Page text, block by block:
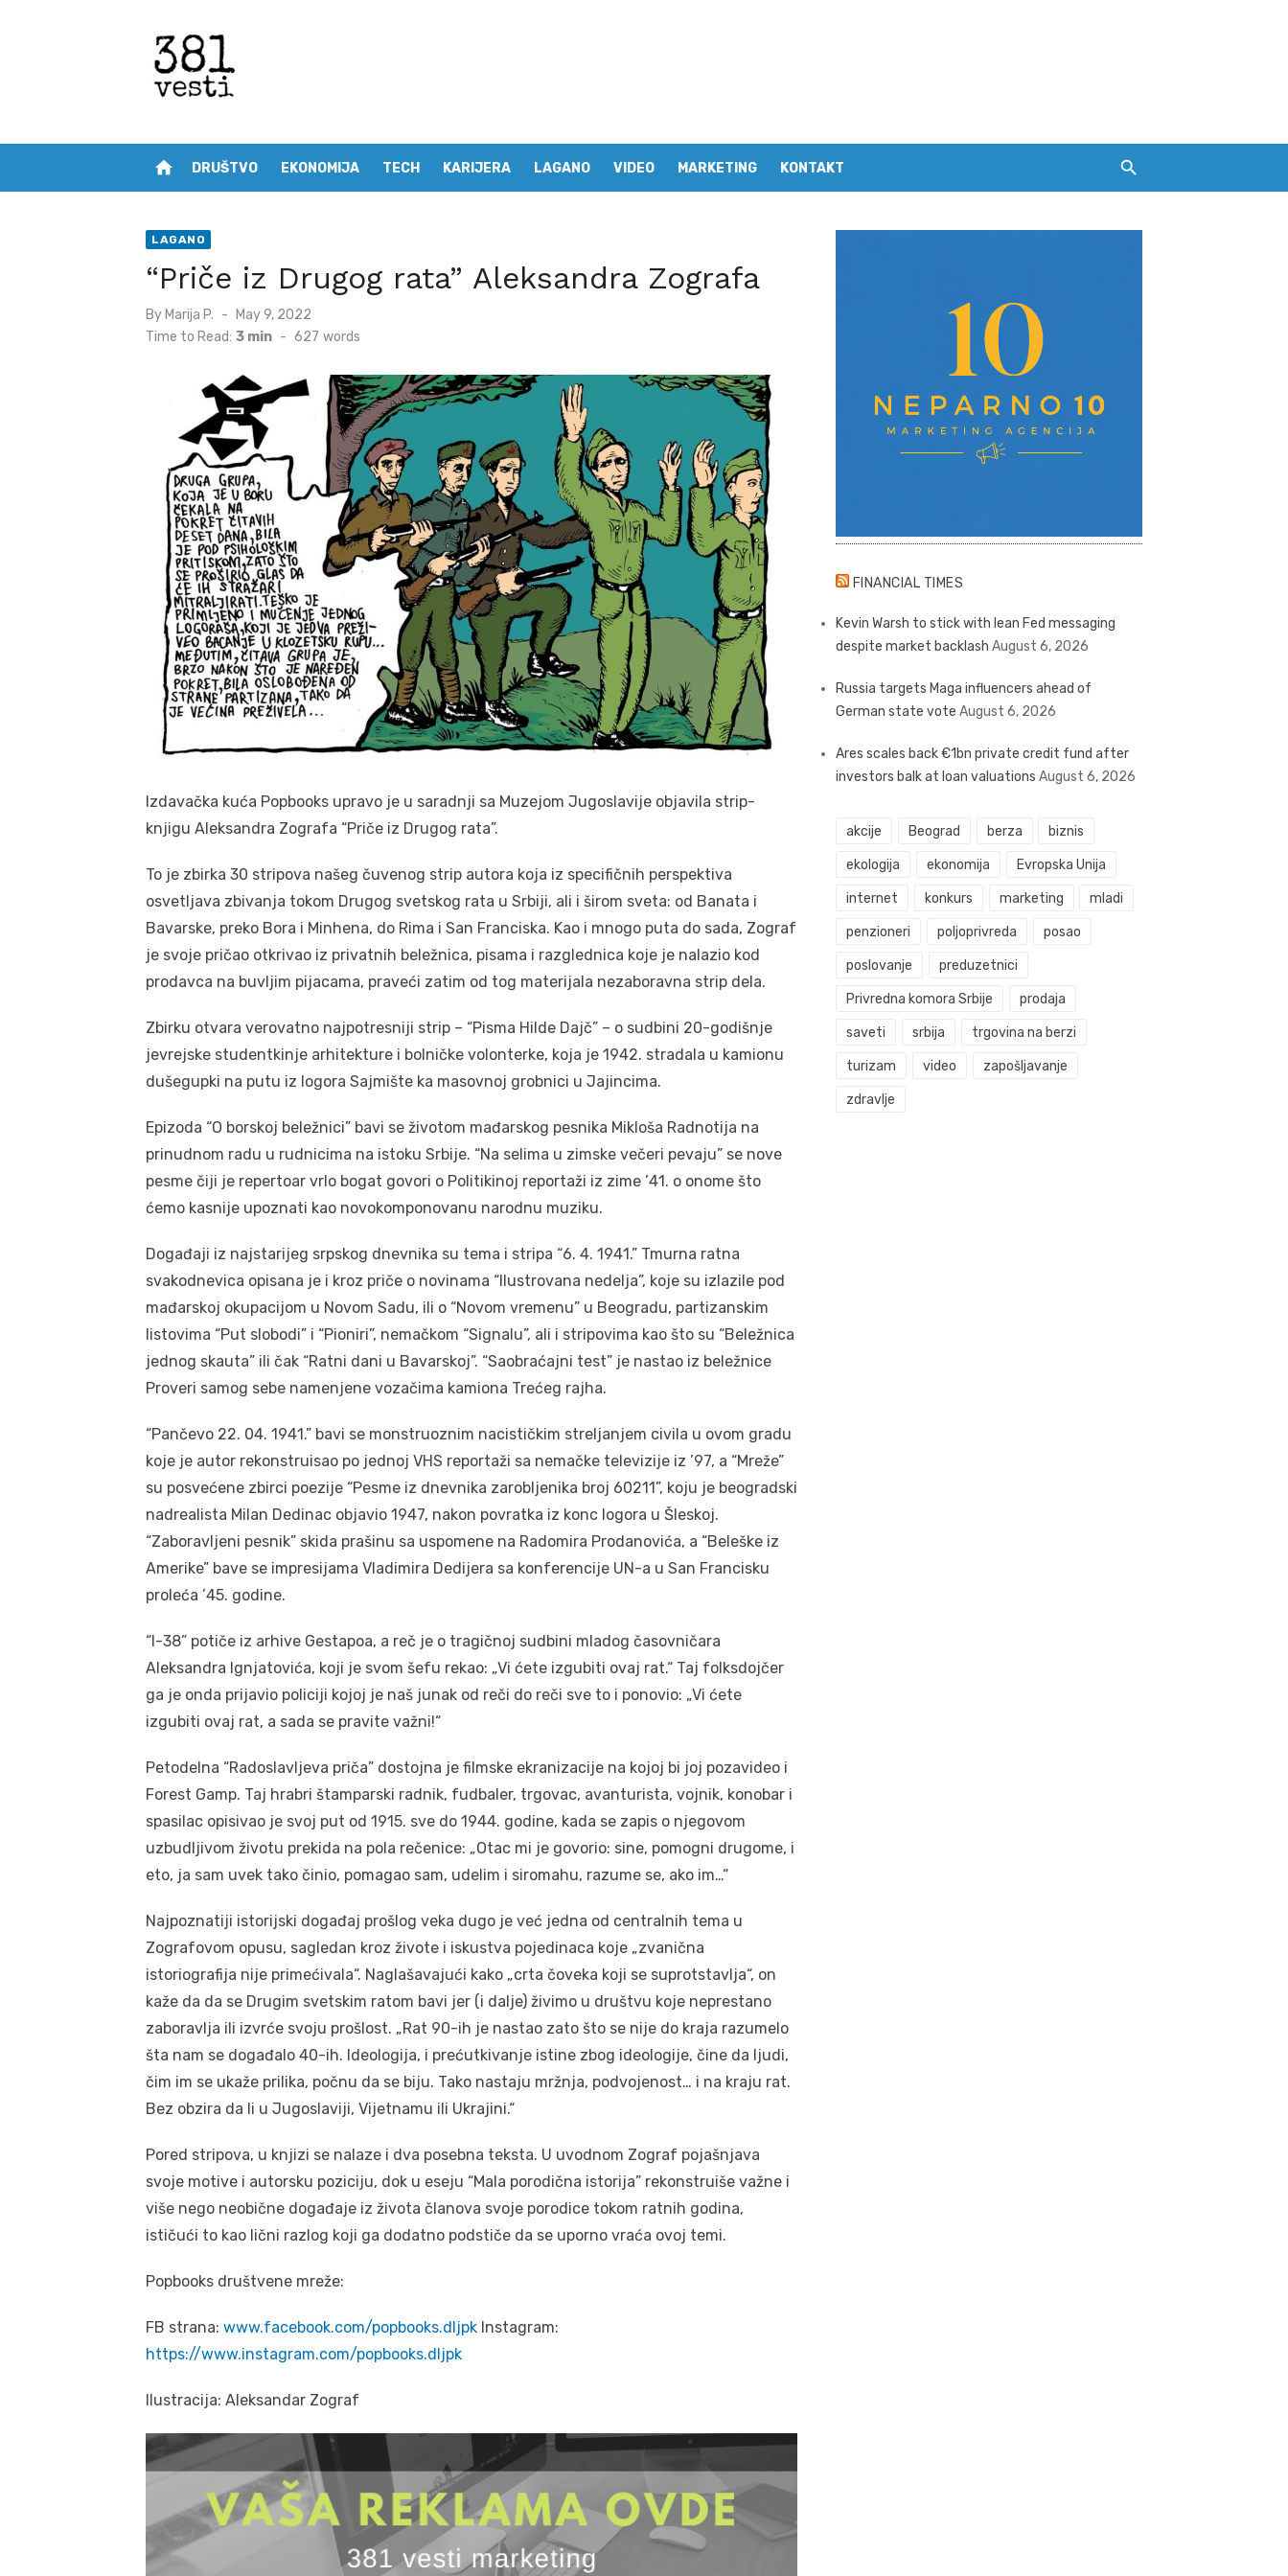
home DRUŠTVO EKONOMIJA TECH KARIJERA LAGANO VIDEO MARKETING KONTAKT
LAGANO
“Priče iz Drugog rata” Aleksandra Zografa
By Marija P.
Posted
on
May 9, 2022
Time to Read: 3 min - 627 words
Izdavačka kuća Popbooks upravo je u saradnji sa Muzejom Jugoslavije objavila strip-
knjigu Aleksandra Zografa “Priče iz Drugog rata”.
To je zbirka 30 stripova našeg čuvenog strip autora koja iz specifičnih perspektiva
osvetljava zbivanja tokom Drugog svetskog rata u Srbiji, ali i širom sveta: od Banata i
Bavarske, preko Bora i Minhena, do Rima i San Franciska. Kao i mnogo puta do sada, Zograf
je svoje pričao otkrivao iz privatnih beležnica, pisama i razglednica koje je nalazio kod
prodavca na buvljim pijacama, praveći zatim od tog materijala nezaboravna strip dela.
Zbirku otvara verovatno najpotresniji strip – “Pisma Hilde Dajč” – o sudbini 20-godišnje
jevrejske studentkinje arhitekture i bolničke volonterke, koja je 1942. stradala u kamionu
dušegupki na putu iz logora Sajmište ka masovnoj grobnici u Jajincima.
Epizoda “O borskoj beležnici” bavi se životom mađarskog pesnika Mikloša Radnotija na
prinudnom radu u rudnicima na istoku Srbije. “Na selima u zimske večeri pevaju” se nove
pesme čiji je repertoar vrlo bogat govori o Politikinoj reportaži iz zime ’41. o onome što
ćemo kasnije upoznati kao novokomponovanu narodnu muziku.
Događaji iz najstarijeg srpskog dnevnika su tema i stripa “6. 4. 1941.” Tmurna ratna
svakodnevica opisana je i kroz priče o novinama “Ilustrovana nedelja”, koje su izlazile pod
mađarskoj okupacijom u Novom Sadu, ili o “Novom vremenu” u Beogradu, partizanskim
listovima “Put slobodi” i “Pioniri”, nemačkom “Signalu”, ali i stripovima kao što su “Beležnica
jednog skauta” ili čak “Ratni dani u Bavarskoj”. “Saobraćajni test” je nastao iz beležnice
Proveri samog sebe namenjene vozačima kamiona Trećeg rajha.
“Pančevo 22. 04. 1941.” bavi se monstruoznim nacističkim streljanjem civila u ovom gradu
koje je autor rekonstruisao po jednoj VHS reportaži sa nemačke televizije iz ’97, a “Mreže”
su posvećene zbirci poezije “Pesme iz dnevnika zarobljenika broj 60211”, koju je beogradski
nadrealista Milan Dedinac objavio 1947, nakon povratka iz konc logora u Šleskoj.
“Zaboravljeni pesnik” skida prašinu sa uspomene na Radomira Prodanovića, a “Beleške iz
Amerike” bave se impresijama Vladimira Dedijera sa konferencije UN-a u San Francisku
proleća ’45. godine.
“I-38” potiče iz arhive Gestapoa, a reč je o tragičnoj sudbini mladog časovničara
Aleksandra Ignjatovića, koji je svom šefu rekao: „Vi ćete izgubiti ovaj rat.“ Taj folksdojčer
ga je onda prijavio policiji kojoj je naš junak od reči do reči sve to i ponovio: „Vi ćete
izgubiti ovaj rat, a sada se pravite važni!“
Petodelna “Radoslavljeva priča” dostojna je filmske ekranizacije na kojoj bi joj pozavideo i
Forest Gamp. Taj hrabri štamparski radnik, fudbaler, trgovac, avanturista, vojnik, konobar i
spasilac opisivao je svoj put od 1915. sve do 1944. godine, kada se zapis o njegovom
uzbudljivom životu prekida na pola rečenice: „Otac mi je govorio: sine, pomogni drugome, i
eto, ja sam uvek tako činio, pomagao sam, udelim i siromahu, razume se, ako im…“
Najpoznatiji istorijski događaj prošlog veka dugo je već jedna od centralnih tema u
Zografovom opusu, sagledan kroz živote i iskustva pojedinaca koje „zvanična
istoriografija nije primećivala“. Naglašavajući kako „crta čoveka koji se suprotstavlja“, on
kaže da da se Drugim svetskim ratom bavi jer (i dalje) živimo u društvu koje neprestano
zaboravlja ili izvrće svoju prošlost. „Rat 90-ih je nastao zato što se nije do kraja razumelo
šta nam se događalo 40-ih. Ideologija, i prećutkivanje istine zbog ideologije, čine da ljudi,
čim im se ukaže prilika, počnu da se biju. Tako nastaju mržnja, podvojenost… i na kraju rat.
Bez obzira da li u Jugoslaviji, Vijetnamu ili Ukrajini.“
Pored stripova, u knjizi se nalaze i dva posebna teksta. U uvodnom Zograf pojašnjava
svoje motive i autorsku poziciju, dok u eseju “Mala porodična istorija” rekonstruiše važne i
više nego neobične događaje iz života članova svoje porodice tokom ratnih godina,
ističući to kao lični razlog koji ga dodatno podstiče da se uporno vraća ovoj temi.
Popbooks društvene mreže:
FB strana: www.facebook.com/popbooks.dljpk Instagram:
https://www.instagram.com/popbooks.dljpk
Ilustracija: Aleksandar Zograf
FINANCIAL TIMES
Kevin Warsh to stick with lean Fed messaging
despite market backlash August 6, 2026
Russia targets Maga influencers ahead of
German state vote August 6, 2026
Ares scales back €1bn private credit fund after
investors balk at loan valuations August 6, 2026
akcije Beograd berza biznis
ekologija ekonomija Evropska Unija
internet konkurs marketing mladi
penzioneri poljoprivreda posao
poslovanje preduzetnici
Privredna komora Srbije prodaja
saveti srbija trgovina na berzi
turizam video zapošljavanje
zdravlje